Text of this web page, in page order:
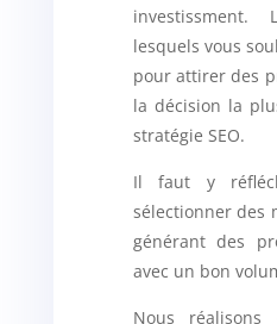
lesquels vous
pour attirer des
la décision la
stratégie SEO.
Il faut y
sélectionner des
générant des
avec un bon
Nous